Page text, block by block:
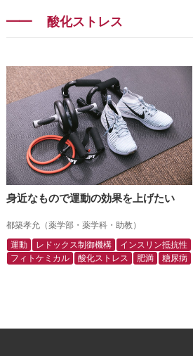
酸化ストレス
身近なもので運動の効果を上げたい
都築孝允（薬学部・薬学科・助教）
運動
レドックス制御機構
インスリン抵抗性
フィトケミカル
酸化ストレス 肥満 糖尿病